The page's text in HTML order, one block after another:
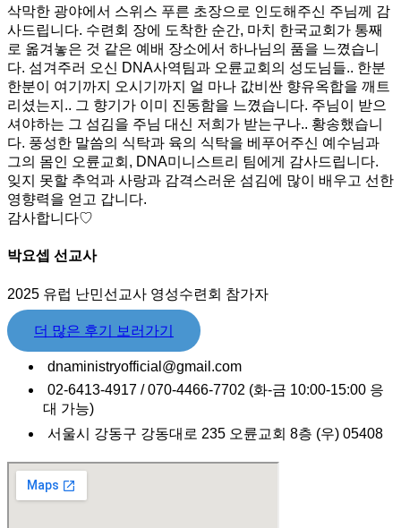
삭막한 광야에서 스위스 푸른 초장으로 인도해주신 주님께 감
사드립니다. 수련회 장에 도착한 순간, 마치 한국교회가 통째
로 옮겨놓은 것 같은 예배 장소에서 하나님의 품을 느꼈습니
다. 섬겨주러 오신 DNA사역팀과 오륜교회의 성도님들.. 한분
한분이 여기까지 오시기까지 얼 마나 값비싼 향유옥합을 깨트
리셨는지.. 그 향기가 이미 진동함을 느꼈습니다. 주님이 받으
셔야하는 그 섬김을 주님 대신 저희가 받는구나.. 황송했습니
다. 풍성한 말씀의 식탁과 육의 식탁을 베푸어주신 예수님과
그의 몸인 오륜교회, DNA미니스트리 팀에게 감사드립니다.
잊지 못할 추억과 사랑과 감격스러운 섬김에 많이 배우고 선한
영향력을 얻고 갑니다.
감사합니다♡
박요셉 선교사
2025 유럽 난민선교사 영성수련회 참가자
더 많은 후기 보러가기
dnaministryofficial@gmail.com
02-6413-4917 / 070-4466-7702 (화-금 10:00-15:00 응
대 가능)
서울시 강동구 강동대로 235 오륜교회 8층 (우) 05408